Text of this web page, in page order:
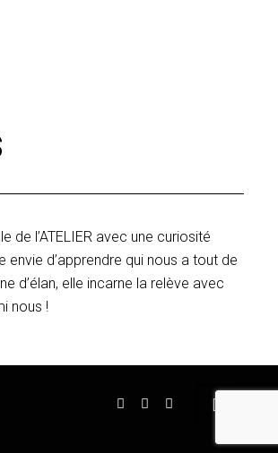
l’ATELIER avec une curiosité
d’apprendre qui nous a tout de
d’élan, elle incarne la relève avec
nous !